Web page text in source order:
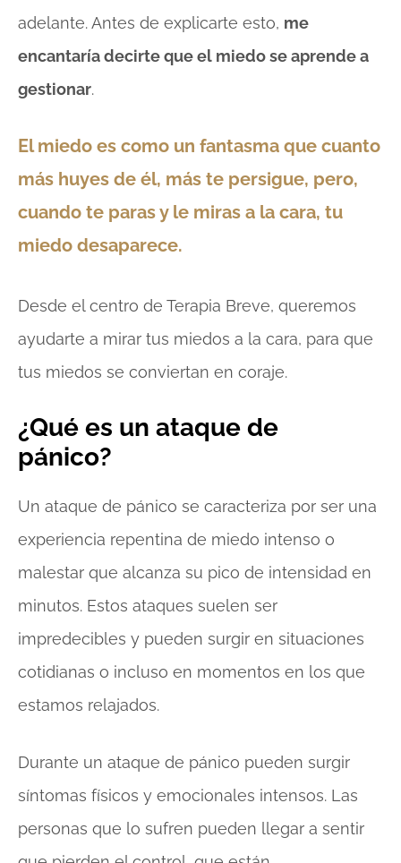
adelante. Antes de explicarte esto, me
encantaría decirte que el miedo se aprende a
gestionar.
El miedo es como un fantasma que cuanto
más huyes de él, más te persigue, pero,
cuando te paras y le miras a la cara, tu
miedo desaparece.
Desde el centro de Terapia Breve, queremos
ayudarte a mirar tus miedos a la cara, para que
tus miedos se conviertan en coraje.
¿Qué es un ataque de
pánico?
Un ataque de pánico se caracteriza por ser una
experiencia repentina de miedo intenso o
malestar que alcanza su pico de intensidad en
minutos. Estos ataques suelen ser
impredecibles y pueden surgir en situaciones
cotidianas o incluso en momentos en los que
estamos relajados.
Durante un ataque de pánico pueden surgir
síntomas físicos y emocionales intensos. Las
personas que lo sufren pueden llegar a sentir